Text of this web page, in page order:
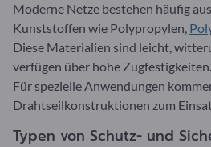
Moderne Netze bestehen häufig
Kunststoffen wie Polypropylen,
Diese Materialien sind leicht,
verfügen über hohe Zugfestigkeiten.
Für spezielle Anwendungen
Drahtseilkonstruktionen zum
Typen von Schutz- und